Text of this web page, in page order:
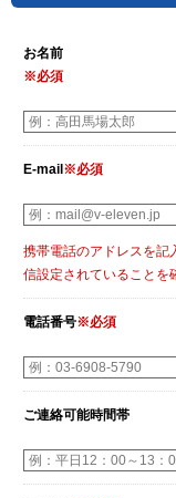
お名前
※必須
E-mail※必須
携帯電話のアドレスを記
信設定されていることを
電話番号※必須
ご連絡可能時間帯